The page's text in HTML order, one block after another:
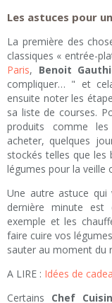
Les astuces pour
La première des
classiques « entrée-
Paris, Benoit
compliquer… " et
ensuite noter les
sa liste de courses.
produits comme
acheter, quelques
stockés telles que les
légumes pour la veille
Une autre astuce
dernière minute est
exemple et les
faire cuire vos
sauter au moment du
A LIRE : Idées de
Certains Chef